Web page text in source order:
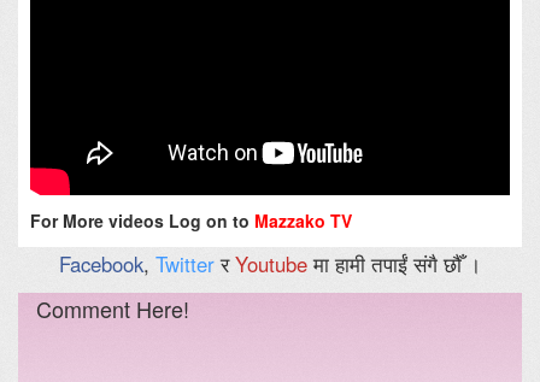
For More videos Log on to Mazzako TV
Facebook, TwitterरYoutubeमा हामी तपाईं संगै छौँ ।
Comment Here!